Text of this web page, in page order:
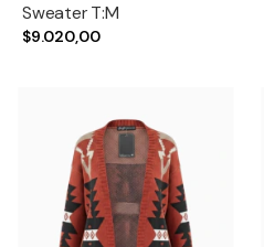
Sweater T:M
$9.020,00